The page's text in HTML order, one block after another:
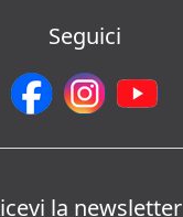
Seguici
la newsletter